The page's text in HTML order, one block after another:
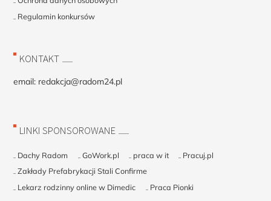
Regulamin konkursów
KONTAKT
email: redakcja@radom24.pl
LINKI SPONSOROWANE
Dachy Radom GoWork.pl praca w it
Pracuj.pl
Zakłady Prefabrykacji Stali Confirme
Lekarz rodzinny online w Dimedic
Praca Pionki